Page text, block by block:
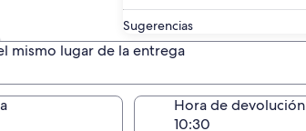
Sugerencias
mismo lugar de la entrega
mismo lugar de la entrega
Hora de devolución